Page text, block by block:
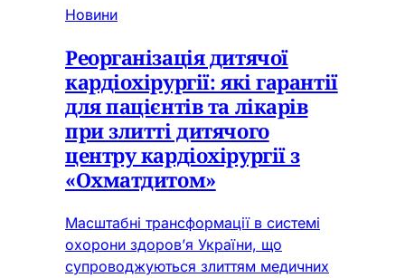
Новини
Реорганізація дитячої
кардіохірургії: які гарантії
для пацієнтів та лікарів
при злитті дитячого
центру кардіохірургії з
«Охматдитом»
Масштабні трансформації в системі
охорони здоров’я України, що
супроводжуються злиттям медичних